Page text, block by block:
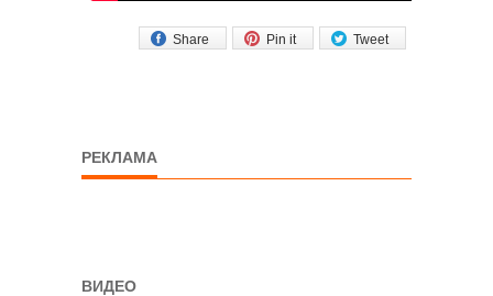
Tweet
Pin it
Share
РЕКЛАМА
ВИДЕО